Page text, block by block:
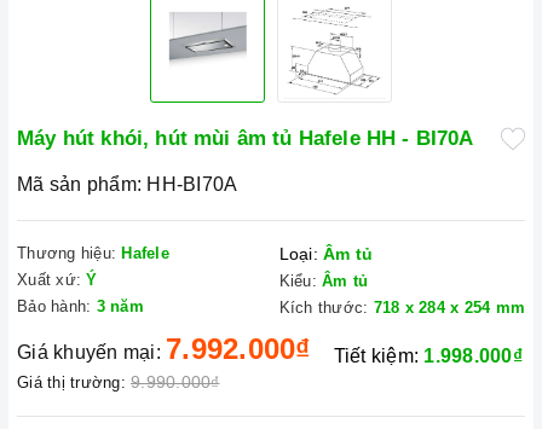
Máy hút khói, hút mùi âm tủ Hafele HH - BI70A
Mã sản phẩm: HH-BI70A
Thương hiệu: Hafele
Xuất xứ: Ý
Bảo hành: 3 năm
Loại: Âm tủ
Kiểu: Âm tủ
Kích thước: 718 x 284 x 254 mm
Giá khuyến mại: 7.992.000₫
Giá thị trường: 9.990.000₫
Tiết kiệm: 1.998.000₫